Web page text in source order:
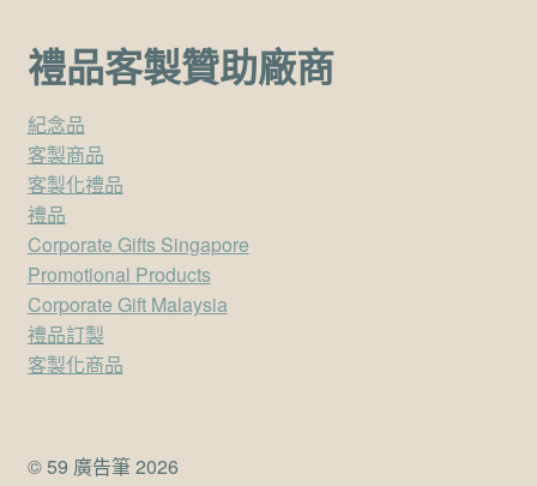
禮品客製贊助廠商
紀念品
客製商品
客製化禮品
禮品
Corporate Gifts Singapore
Promotional Products
Corporate Gift Malaysia
禮品訂製
客製化商品
© 59 廣告筆 2026